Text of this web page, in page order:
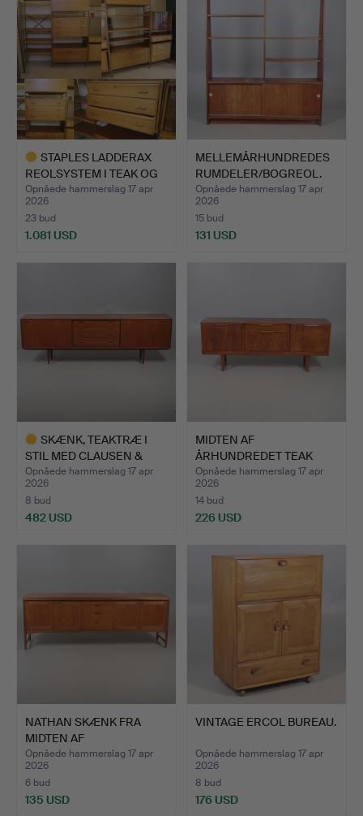
STAPLES LADDERAX
REOLSYSTEM I TEAK OG
META…
Opnåede hammerslag 17 apr
2026
23 bud
1.081 USD
MELLEMÅRHUNDREDES
RUMDELER/BOGREOL.
Opnåede hammerslag 17 apr
2026
15 bud
131 USD
SKÆNK, TEAKTRÆ I
STIL MED CLAUSEN &
SON FR…
Opnåede hammerslag 17 apr
2026
8 bud
482 USD
MIDTEN AF
ÅRHUNDREDET TEAK
SKÆNK.
Opnåede hammerslag 17 apr
2026
14 bud
226 USD
NATHAN SKÆNK FRA
MIDTEN AF
ÅRHUNDREDET.
Opnåede hammerslag 17 apr
2026
6 bud
135 USD
VINTAGE ERCOL BUREAU.
Opnåede hammerslag 17 apr
2026
8 bud
176 USD